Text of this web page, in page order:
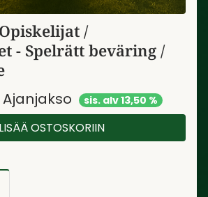
/
- Spelrätt beväring /
sis. alv 13,50 %
LISÄÄ OSTOSKORIIN